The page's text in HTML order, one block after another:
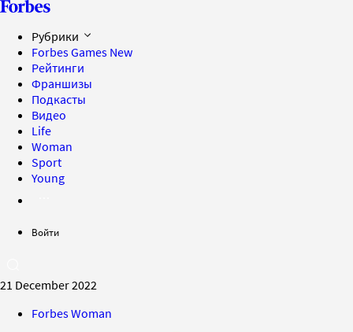
Рубрики
Forbes Games New
Рейтинги
Франшизы
Подкасты
Видео
Life
Woman
Sport
Young
Войти
21 December 2022
Forbes Woman